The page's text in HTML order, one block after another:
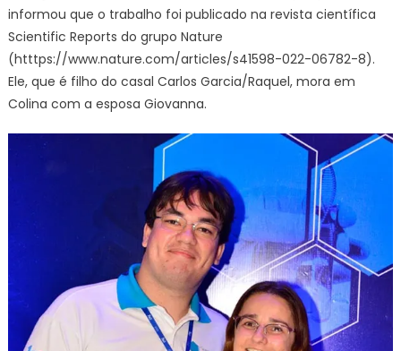
informou que o trabalho foi publicado na revista científica
Scientific Reports do grupo Nature
(htttps://www.nature.com/articles/s41598-022-06782-8).
Ele, que é filho do casal Carlos Garcia/Raquel, mora em
Colina com a esposa Giovanna.